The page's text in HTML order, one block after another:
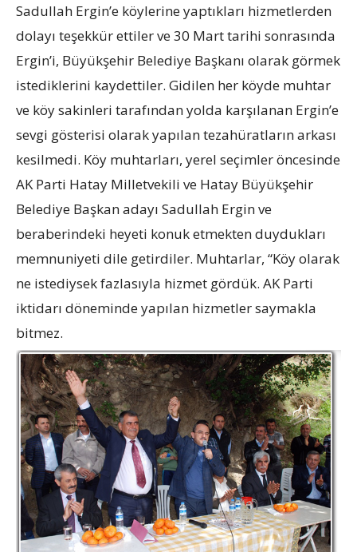
Sadullah Ergin’e köylerine yaptıkları hizmetlerden
dolayı teşekkür ettiler ve 30 Mart tarihi sonrasında
Ergin’i, Büyükşehir Belediye Başkanı olarak görmek
istediklerini kaydettiler. Gidilen her köyde muhtar
ve köy sakinleri tarafından yolda karşılanan Ergin’e
sevgi gösterisi olarak yapılan tezahüratların arkası
kesilmedi. Köy muhtarları, yerel seçimler öncesinde
AK Parti Hatay Milletvekili ve Hatay Büyükşehir
Belediye Başkan adayı Sadullah Ergin ve
beraberindeki heyeti konuk etmekten duydukları
memnuniyeti dile getirdiler. Muhtarlar, “Köy olarak
ne istediysek fazlasıyla hizmet gördük. AK Parti
iktidarı döneminde yapılan hizmetler saymakla
bitmez.